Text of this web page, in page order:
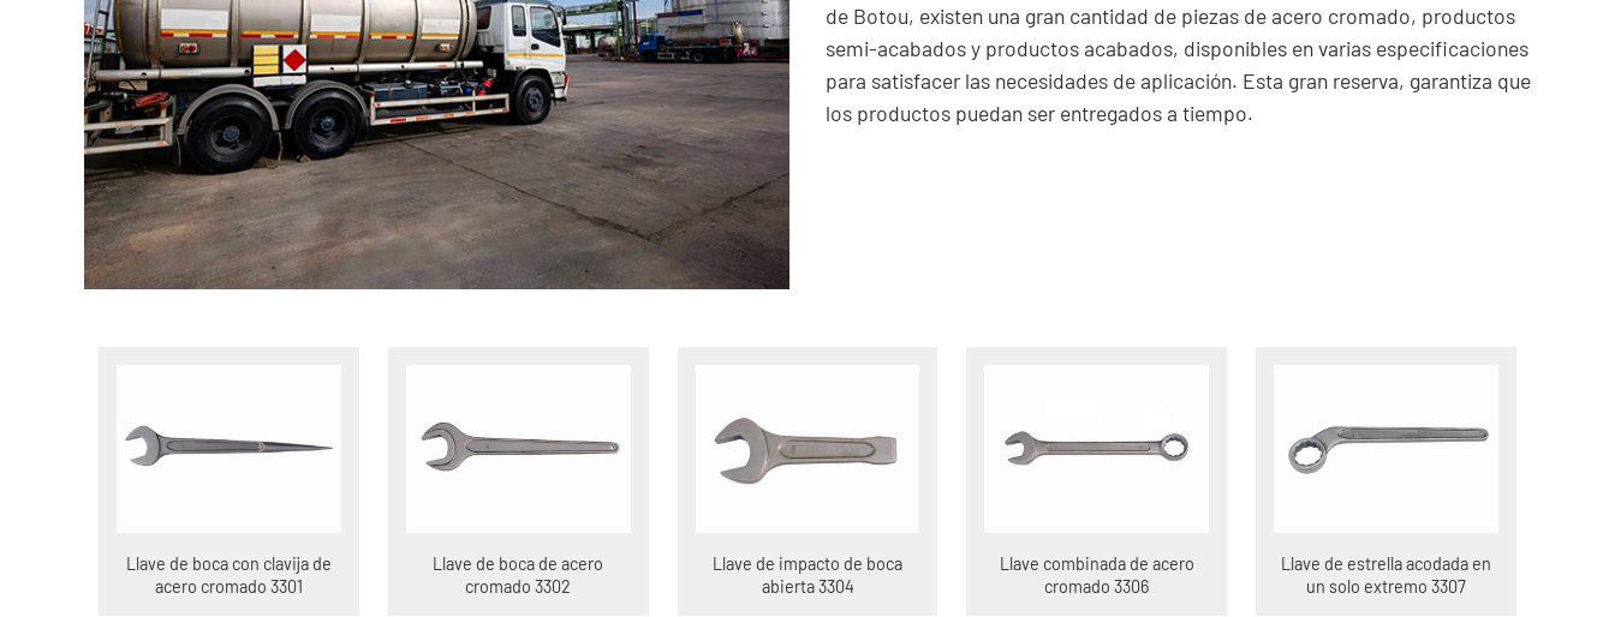
de Botou, existen una gran cantidad de piezas de acero cromado, productos
semi-acabados y productos acabados, disponibles en varias especificaciones
para satisfacer las necesidades de aplicación. Esta gran reserva, garantiza que
los productos puedan ser entregados a tiempo.
Llave de boca con clavija de
acero cromado 3301
Llave de boca de acero
cromado 3302
Llave de impacto de boca
abierta 3304
Llave combinada de acero
cromado 3306
Llave de estrella acodada en
un solo extremo 3307